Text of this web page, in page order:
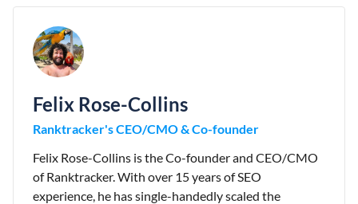
Felix Rose-Collins
Ranktracker's CEO/CMO & Co-founder
Felix Rose-Collins is the Co-founder and CEO/CMO
of Ranktracker. With over 15 years of SEO
experience, he has single-handedly scaled the